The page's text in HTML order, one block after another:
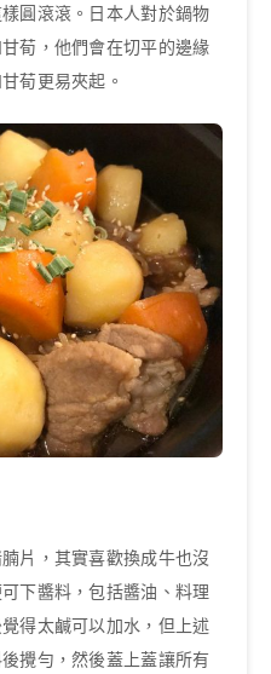
圓滾滾。日本人對於鍋物
荀，他們會在切平的邊緣
荀更易夾起。
片，其實喜歡換成牛也沒
下醬料，包括醬油、料理
得太鹹可以加水，但上述
攪勻，然後蓋上蓋讓所有